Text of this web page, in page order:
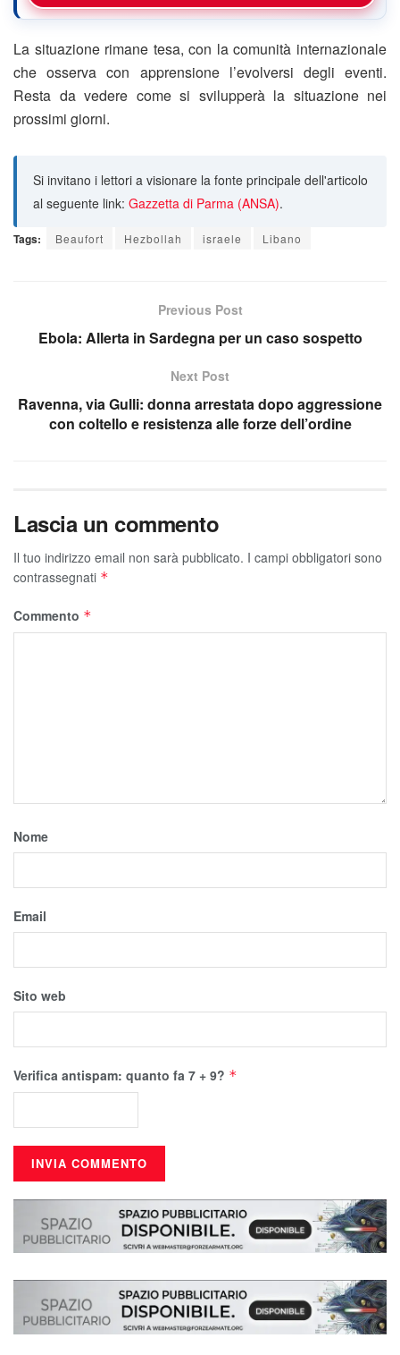
La situazione rimane tesa, con la comunità internazionale
che osserva con apprensione l’evolversi degli eventi.
Resta da vedere come si svilupperà la situazione nei
prossimi giorni.
Si invitano i lettori a visionare la fonte principale dell'articolo
al seguente link: Gazzetta di Parma (ANSA).
Tags: Beaufort Hezbollah israele Libano
Previous Post
Ebola: Allerta in Sardegna per un caso sospetto
Next Post
Ravenna, via Gulli: donna arrestata dopo aggressione
con coltello e resistenza alle forze dell’ordine
Lascia un commento
Il tuo indirizzo email non sarà pubblicato. I campi obbligatori sono
contrassegnati *
Commento *
Nome
Email
Sito web
Verifica antispam: quanto fa 7 + 9? *